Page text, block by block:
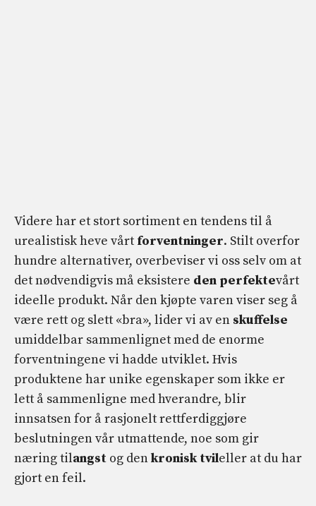
Videre har et stort sortiment en tendens til å
urealistisk heve vårt forventninger. Stilt overfor
hundre alternativer, overbeviser vi oss selv om at
det nødvendigvis må eksistere den perfektevårt
ideelle produkt. Når den kjøpte varen viser seg å
være rett og slett «bra», lider vi av en skuffelse
umiddelbar sammenlignet med de enorme
forventningene vi hadde utviklet. Hvis
produktene har unike egenskaper som ikke er
lett å sammenligne med hverandre, blir
innsatsen for å rasjonelt rettferdiggjøre
beslutningen vår utmattende, noe som gir
næring tilangst og denkronisk tvileller at du har
gjort en feil.